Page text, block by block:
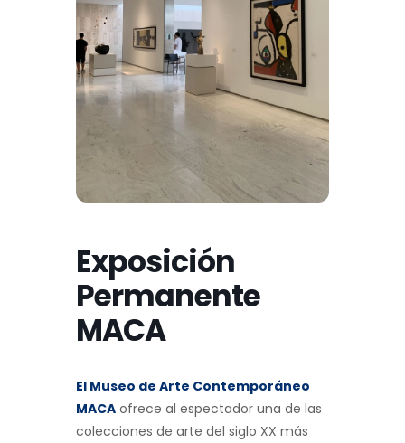
Exposición
Permanente
MACA
El Museo de Arte Contemporáneo
MACA ofrece al espectador una de las
colecciones de arte del siglo XX más